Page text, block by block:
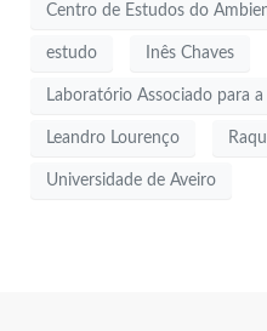
Centro de Estudos do
estudo Inês Chaves
Laboratório Associado para
Leandro Lourenço
Universidade de Aveiro